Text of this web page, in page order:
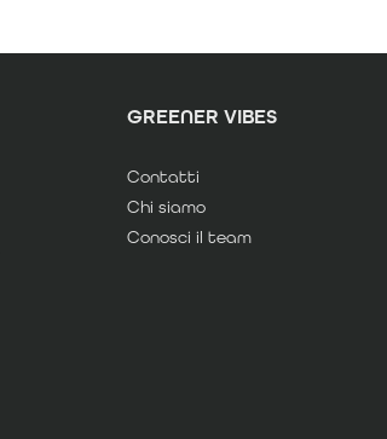
GREENER VIBES
Contatti
Chi siamo
Conosci il team